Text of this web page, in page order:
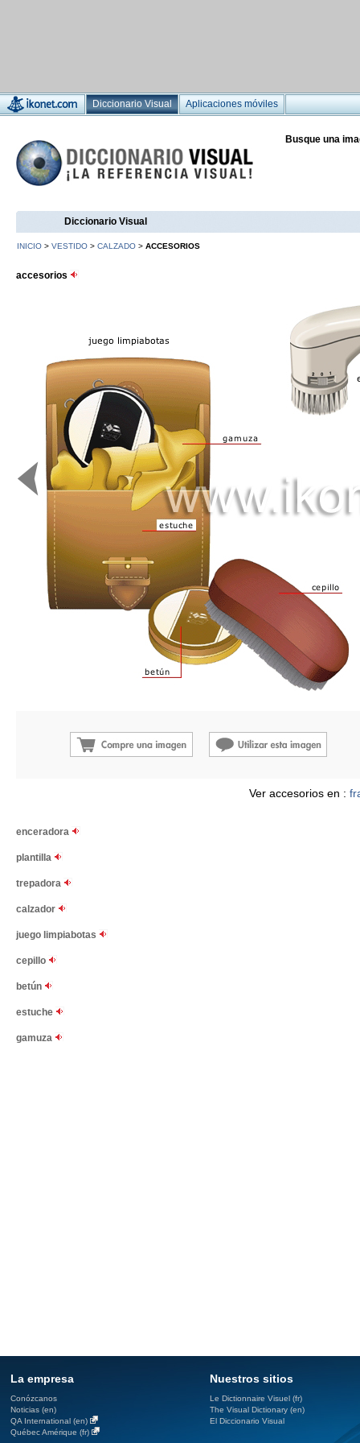
Diccionario Visual Aplicaciones móviles
Busque una
Diccionario Visual
INICIO > VESTIDO > CALZADO > ACCESORIOS
accesorios
Ver accesorios en :
enceradora
plantilla
trepadora
calzador
juego limpiabotas
cepillo
betún
estuche
gamuza
La empresa
Conózcanos
Noticias (en)
QA International (en)
Québec Amérique (fr)
Nuestros sitios
Le Dictionnaire Visuel (fr)
The Visual Dictionary (en)
El Diccionario Visual